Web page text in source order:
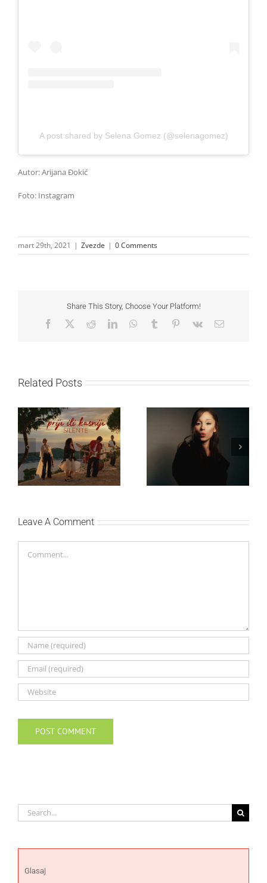
A post shared by Selena Gomez (@selenagomez)
Autor: Arijana Đokić
Foto: Instagram
mart 29th, 2021 | Zvezde | 0 Comments
Share This Story, Choose Your Platform!
Facebook RedditLinkedInWhatsApp
Tumblr Pinterest
Vk Email
Related Posts
Silente objavio novi
singl “Prije ili kasnije”
Ariana Grande objavila
osmi studijski album
Leave A Comment
Search
for:
Glasaj